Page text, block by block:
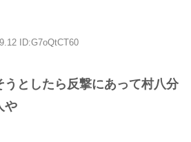
ID:G7oQtCT60
としたら反撃にあって村八分
や